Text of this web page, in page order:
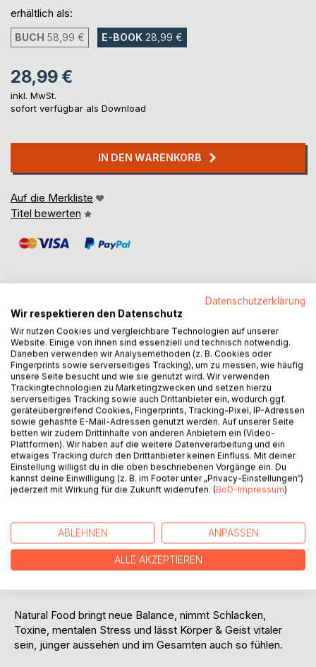
erhältlich als:
BUCH 58,99 € E-BOOK 28,99 €
28,99 €
inkl. MwSt.
sofort verfügbar als Download
IN DEN WARENKORB
Auf die Merkliste
Titel bewerten
BESCHREIBUNG
Healthy is the New Spirit
Wohlbefinden und ein gesundes Leben ~ in ihnen liegt ein
ganzheitlicher Ansatz zugrunde.
Sandra Gels ist Beauty~ & Ernährungscoach. Bei ihr stehen
Wellness für Body & Soul im Focus. Mit ihrer Passion hiefür
unterstützt sie Menschen, die sich für einen bewussten
Lifestyle interessieren und sich mehr Vitalität, Gesundheit,
Lebensfreude & Glück wünschen.
In ihrem Buch vermittelt sie fundierte Erkenntnisse über
Krankheitsentstehung, zeigt die Vorzüge pflanzlicher
Ernährung auf und wie man in Kombination mit Superfoods
eine Transformation des Körpers, bis in die kleinste Zelle,
Natural Food bringt neue Balance, nimmt Schlacken,
Toxine, mentalen Stress und lässt Körper & Geist vitaler
sein, jünger aussehen und im Gesamten auch so fühlen.
Datenschutzerklärung
Wir respektieren den Datenschutz
Wir nutzen Cookies und vergleichbare Technologien auf unserer
Website. Einige von ihnen sind essenziell und technisch notwendig.
Daneben verwenden wir Analysemethoden (z. B. Cookies oder
Fingerprints sowie serverseitiges Tracking), um zu messen, wie häufig
unsere Seite besucht und wie sie genutzt wird. Wir verwenden
Trackingtechnologien zu Marketingzwecken und setzen hierzu
serverseitiges Tracking sowie auch Drittanbieter ein, wodurch ggf.
geräteübergreifend Cookies, Fingerprints, Tracking-Pixel, IP-Adressen
sowie gehashte E-Mail-Adressen genutzt werden. Auf unserer Seite
betten wir zudem Drittinhalte von anderen Anbietern ein (Video-
Plattformen). Wir haben auf die weitere Datenverarbeitung und ein
etwaiges Tracking durch den Drittanbieter keinen Einfluss. Mit deiner
Einstellung willigst du in die oben beschriebenen Vorgänge ein. Du
kannst deine Einwilligung (z. B. im Footer unter „Privacy-Einstellungen“)
jederzeit mit Wirkung für die Zukunft widerrufen. (BoD-Impressum)
ABLEHNEN ANPASSEN
ALLE AKZEPTIEREN